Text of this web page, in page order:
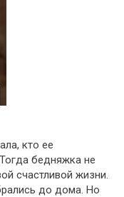
кто ее
бедняжка не
счастливой жизни.
до дома. Но